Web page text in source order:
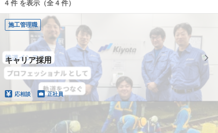
4 件 を表示（全 4 件）
施工管理職
キャリア採用
応相談 正社員